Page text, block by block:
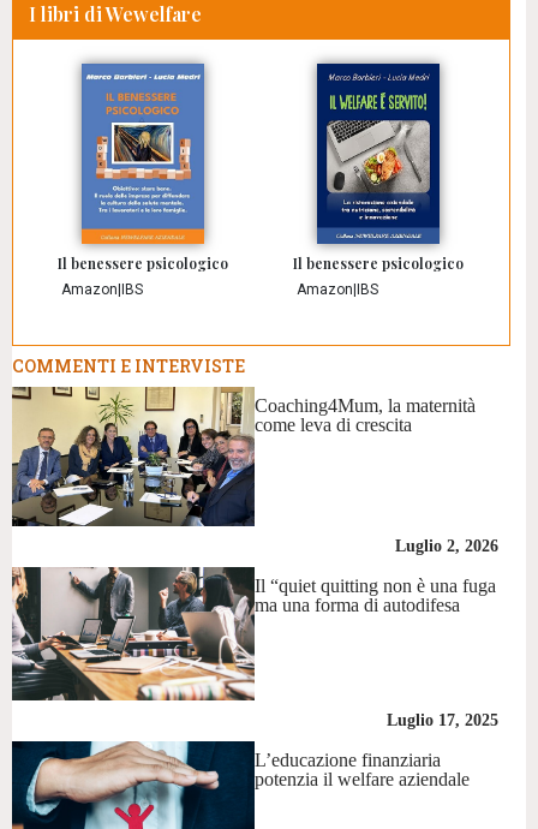
I libri di Wewelfare
Il benessere psicologico
Amazon IBS
Il benessere psicologico
Amazon IBS
COMMENTI E INTERVISTE
Coaching4Mum, la maternità
come leva di crescita
Luglio 2, 2026
Il “quiet quitting non è una fuga
ma una forma di autodifesa
Luglio 17, 2025
L’educazione finanziaria
potenzia il welfare aziendale